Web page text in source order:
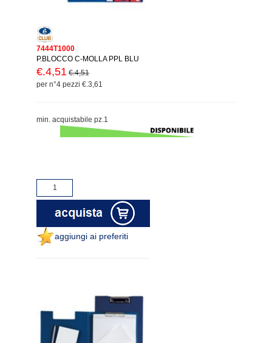
7444T1000
P.BLOCCO C-MOLLA PPL BLU
€.4,51 €.4,51
per n°4 pezzi €.3,61
min. acquistabile pz.1
aggiungi ai preferiti